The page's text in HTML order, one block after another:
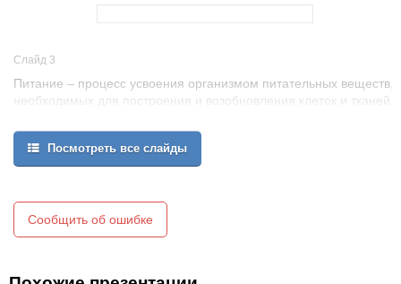
Слайд 3
Питание – процесс усвоения организмом питательных веществ,
необходимых для построения и возобновления клеток и тканей
необходимые для жизнедеятельности белки, жиры, углеводы, а
также биологически активные вещества – витамины и
минеральные соли. Переработкой пищи занимает
простые питательные вещества, которые усваиваются
организмом.
Посмотреть все слайды
Сообщить об ошибке